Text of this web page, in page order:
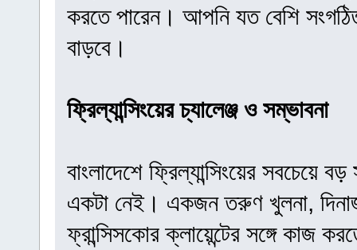
করতে পারেন। আপনি যত বেশি
বাড়বে।
ফ্রিল্যান্সিংয়ের চ্যালেঞ্জ ও সম্ভাবনা
বাংলাদেশে ফ্রিল্যান্সিংয়ের সবচেয়ে
একটা নেই। একজন তরুণ খুলনা,
ফ্রান্সিসকোর ক্লায়েন্টের সঙ্গে কাজ